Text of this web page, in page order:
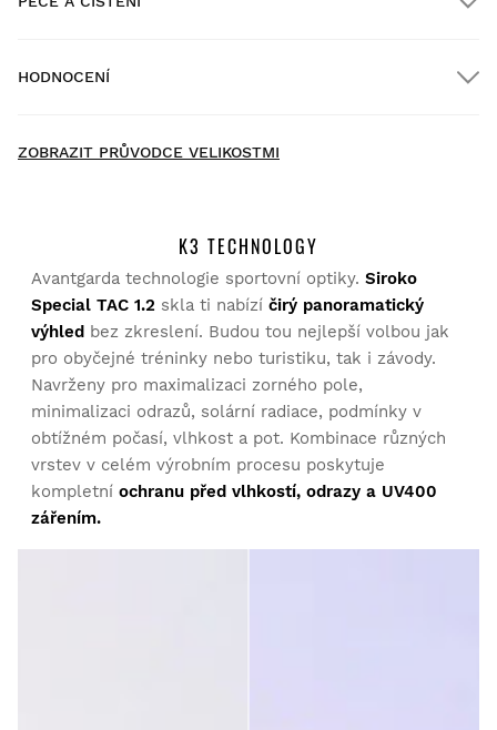
Doručení domů nad $300.00
Vyzkoušejte si naše produkty v pohodlí domova. Na vrácení
zboží máte 30 dní od doručení.
Z vašeho uživatelského účtu můžete jednoduše a rychle
vrátit produkty z vaší objednávky.
Vrácení peněz původní platební metodou Od $9.95
HODNOCENÍ
Založeno na 40 hodnoceních
Seřadit
Vyhledat:
Ověřený zákazník
R.C. Cornelissen
Dobře zapadají a splňují sliby
Bylo toto hodnocení užitečná? Ano Nahlásit Sdílet před 4 roky
ZOBRAZIT PRŮVODCE VELIKOSTMI
K3 TECHNOLOGY
Avantgarda technologie sportovní optiky. Siroko
Special TAC 1.2 skla ti nabízí čirý panoramatický
výhled bez zkreslení. Budou tou nejlepší volbou jak
pro obyčejné tréninky nebo turistiku, tak i závody.
Navrženy pro maximalizaci zorného pole,
minimalizaci odrazů, solární radiace, podmínky v
obtížném počasí, vlhkost a pot. Kombinace různých
vrstev v celém výrobním procesu poskytuje
kompletní ochranu před vlhkostí, odrazy a UV400
zářením.